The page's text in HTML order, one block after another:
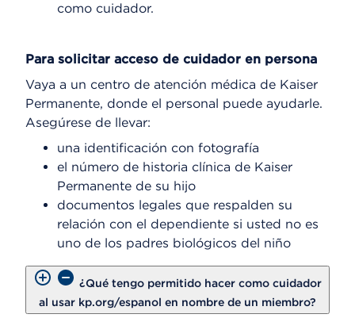
como cuidador.
Para solicitar acceso de cuidador en persona
Vaya a un centro de atención médica de Kaiser
Permanente, donde el personal puede ayudarle.
Asegúrese de llevar:
una identificación con fotografía
el número de historia clínica de Kaiser
Permanente de su hijo
documentos legales que respalden su
relación con el dependiente si usted no es
uno de los padres biológicos del niño
¿Qué tengo permitido hacer como cuidador
al usar kp.org/espanol en nombre de un miembro?